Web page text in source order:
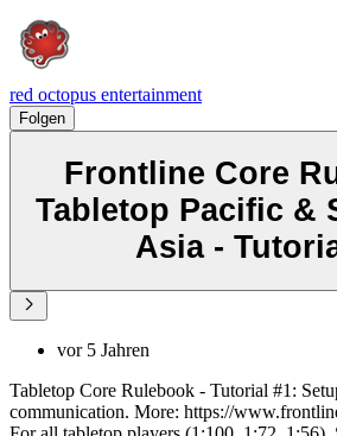
red octopus entertainment
Folgen
Frontline Core
Tabletop Pacific &
Asia -
vor 5 Jahren
Tabletop Core Rulebook - Tutorial #1:
communication. More: https://